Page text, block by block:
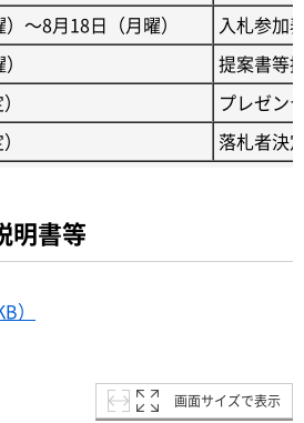
～8月18日（月曜）
入札参加
提案書等
プレゼン
落札者決
明書等
）
画面サイズで表示